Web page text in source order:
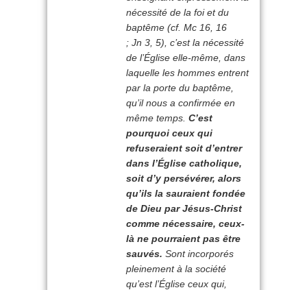
nécessité de la foi et du
baptême (cf. Mc 16, 16
; Jn 3, 5), c’est la nécessité
de l’Église elle-même, dans
laquelle les hommes entrent
par la porte du baptême,
qu’il nous a confirmée en
même temps. C’est
pourquoi ceux qui
refuseraient soit d’entrer
dans l’Église catholique,
soit d’y persévérer, alors
qu’ils la sauraient fondée
de Dieu par Jésus-Christ
comme nécessaire, ceux-
là ne pourraient pas être
sauvés. Sont incorporés
pleinement à la société
qu’est l’Église ceux qui,